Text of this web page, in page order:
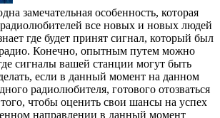
замечательная особенность, которая
все новых и новых людей
где будет принят сигнал, который был
Конечно, опытным путем можно
сигналы вашей станции могут быть
если в данный момент на данном
радиолюбителя, готового отозваться
чтобы оценить свои шансы на успех
направлении в данный момент